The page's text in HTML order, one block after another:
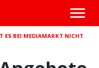
ES BEI MEDIAMARKT NICHT